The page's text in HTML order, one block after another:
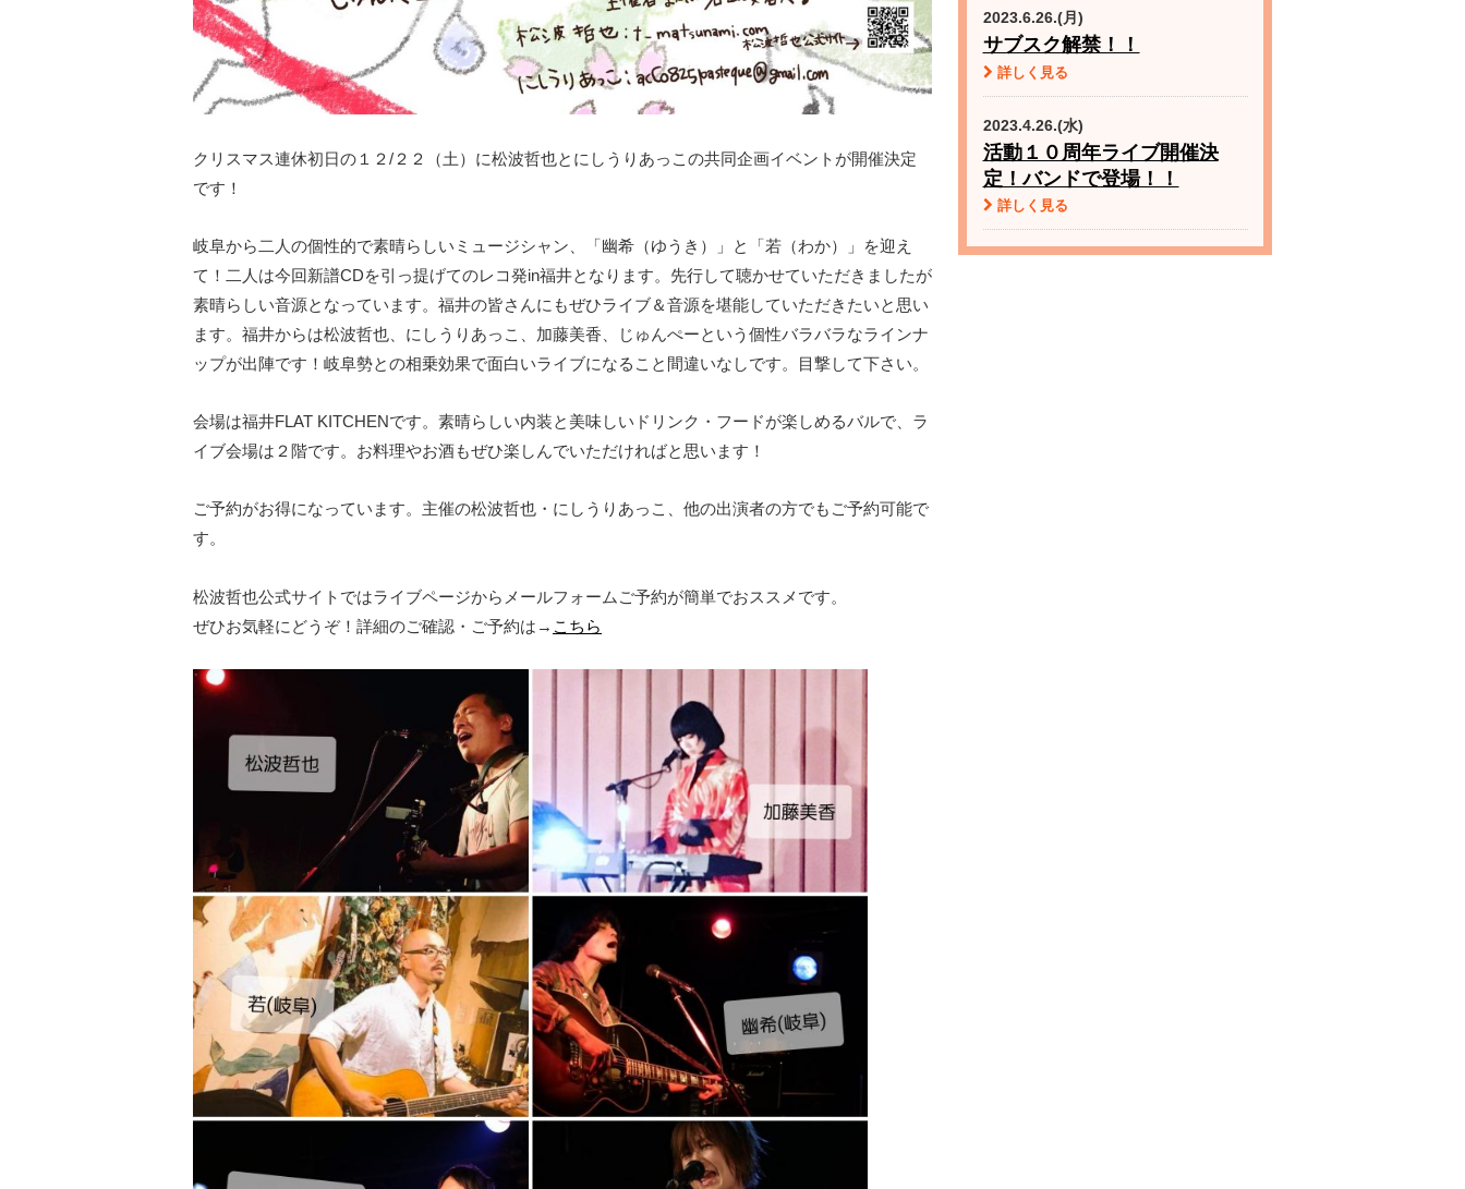
クリスマス連休初日の１２/２２（土）に松波哲也とにしうりあっこの共同企画イベントが開催決定
です！
岐阜から二人の個性的で素晴らしいミュージシャン、「幽希（ゆうき）」と「若（わか）」を迎え
て！二人は今回新譜CDを引っ提げてのレコ発in福井となります。先行して聴かせていただきましたが
素晴らしい音源となっています。福井の皆さんにもぜひライブ＆音源を堪能していただきたいと思い
ます。福井からは松波哲也、にしうりあっこ、加藤美香、じゅんぺーという個性バラバラなラインナ
ップが出陣です！岐阜勢との相乗効果で面白いライブになること間違いなしです。目撃して下さい。
会場は福井FLAT KITCHENです。素晴らしい内装と美味しいドリンク・フードが楽しめるバルで、ラ
イブ会場は２階です。お料理やお酒もぜひ楽しんでいただければと思います！
ご予約がお得になっています。主催の松波哲也・にしうりあっこ、他の出演者の方でもご予約可能で
す。
松波哲也公式サイトではライブページからメールフォームご予約が簡単でおススメです。
ぜひお気軽にどうぞ！詳細のご確認・ご予約は→ こちら
2023.6.26.(月)
サブスク解禁！！
詳しく見る
2023.4.26.(水)
活動１０周年ライブ開催決
定！バンドで登場！！
詳しく見る